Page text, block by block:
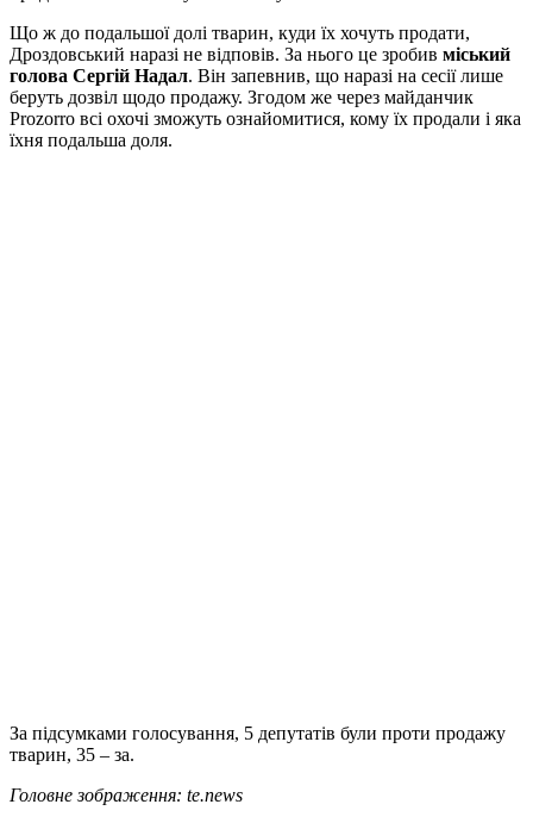
Що ж до подальшої долі тварин, куди їх хочуть продати,
Дроздовський наразі не відповів. За нього це зробив міський
голова Сергій Надал. Він запевнив, що наразі на сесії лише
беруть дозвіл щодо продажу. Згодом же через майданчик
Prozorro всі охочі зможуть ознайомитися, кому їх продали і яка
їхня подальша доля.
За підсумками голосування, 5 депутатів були проти продажу
тварин, 35 – за.
Головне зображення: te.news